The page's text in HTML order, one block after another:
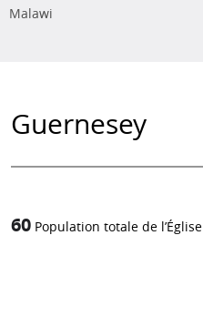
Malawi
Guernesey
60 Population totale de l’Église